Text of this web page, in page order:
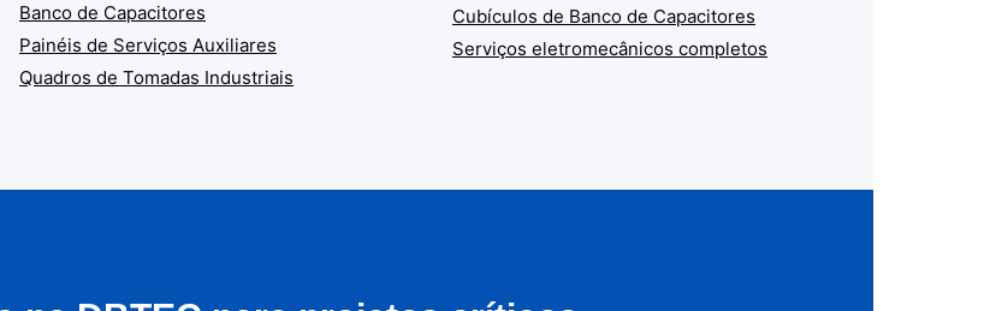
Banco de Capacitores
Painéis de Serviços Auxiliares
Quadros de Tomadas Industriais
Cubículos de Banco de Capacitores
Serviços eletromecânicos completos